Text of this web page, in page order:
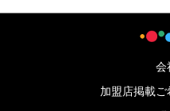
会
加盟店掲載ご